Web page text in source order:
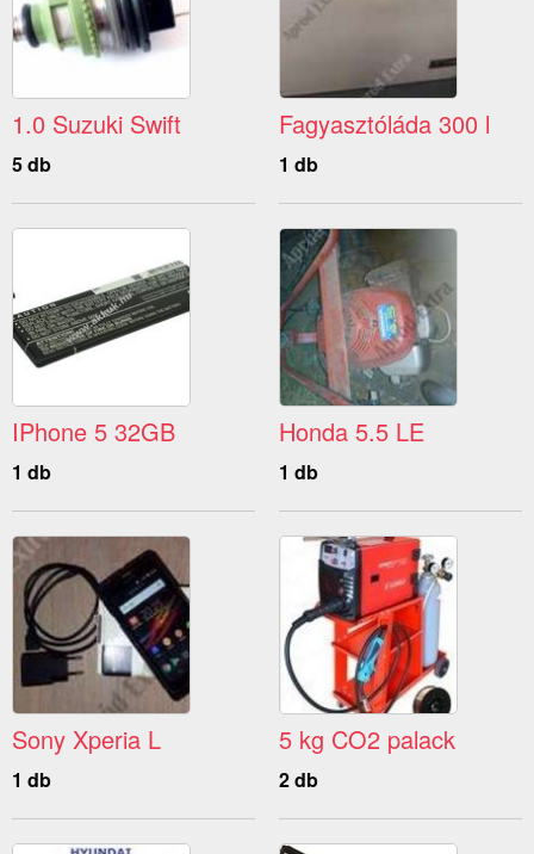
1.0 Suzuki Swift
5 db
Fagyasztóláda 300 l
1 db
IPhone 5 32GB
1 db
Honda 5.5 LE
1 db
Sony Xperia L
1 db
5 kg CO2 palack
2 db